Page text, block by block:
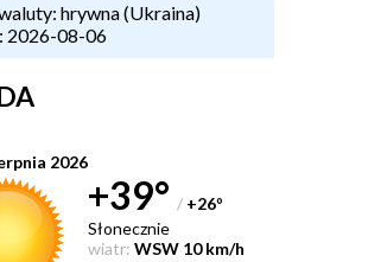
hrywna (Ukraina)
2026-08-06
2026
+39° / +26°
Słonecznie
wiatr: WSW 10 km/h